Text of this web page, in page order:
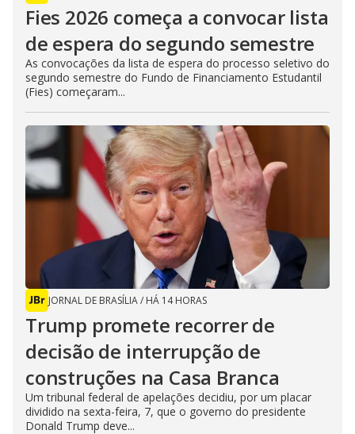
Fies 2026 começa a convocar lista
de espera do segundo semestre
As convocações da lista de espera do processo seletivo do
segundo semestre do Fundo de Financiamento Estudantil
(Fies) começaram...
JORNAL DE BRASÍLIA/ HÁ 14 HORAS
Trump promete recorrer de
decisão de interrupção de
construções na Casa Branca
Um tribunal federal de apelações decidiu, por um placar
dividido na sexta-feira, 7, que o governo do presidente
Donald Trump deve...